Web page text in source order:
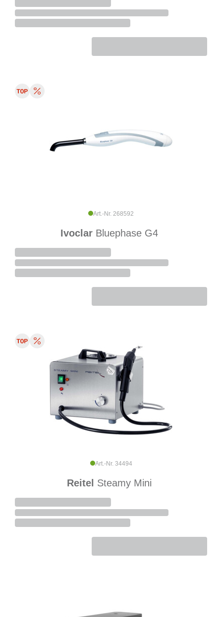
Art.-Nr. 268592
Ivoclar Bluephase G4
Art.-Nr. 34494
Reitel Steamy Mini